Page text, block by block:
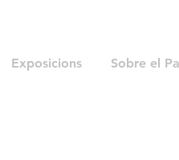
Exposicions Sobre el